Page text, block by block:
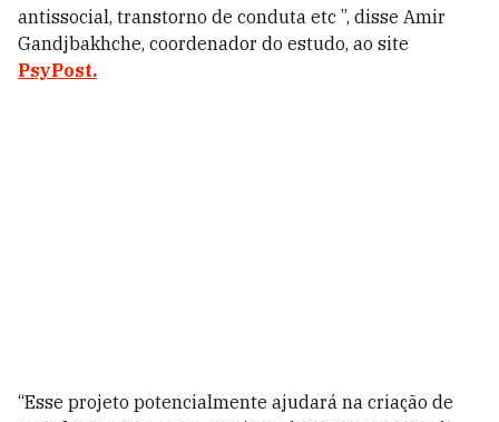
antissocial, transtorno de conduta etc ”, disse Amir
Gandjbakhche, coordenador do estudo, ao site
PsyPost.
“Esse projeto potencialmente ajudará na criação de